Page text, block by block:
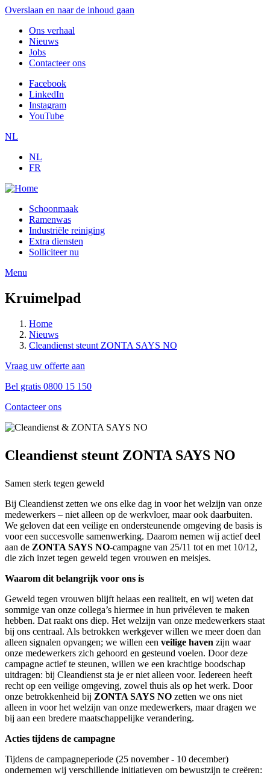
Overslaan en naar de inhoud gaan
Ons verhaal
Nieuws
Jobs
Contacteer ons
Facebook
LinkedIn
Instagram
YouTube
NL
NL
FR
Schoonmaak
Ramenwas
Industriële reiniging
Extra diensten
Solliciteer nu
Menu
Kruimelpad
Home
Nieuws
Cleandienst steunt ZONTA SAYS NO
Vraag uw offerte aan
Bel gratis 0800 15 150
Contacteer ons
Cleandienst steunt ZONTA SAYS NO
Samen sterk tegen geweld
Bij Cleandienst zetten we ons elke dag in voor het welzijn van onze
medewerkers – niet alleen op de werkvloer, maar ook daarbuiten.
We geloven dat een veilige en ondersteunende omgeving de basis is
voor een succesvolle samenwerking. Daarom nemen wij actief deel
aan de ZONTA SAYS NO-campagne van 25/11 tot en met 10/12,
die zich inzet tegen geweld tegen vrouwen en meisjes.
Waarom dit belangrijk voor ons is
Geweld tegen vrouwen blijft helaas een realiteit, en wij weten dat
sommige van onze collega’s hiermee in hun privéleven te maken
hebben. Dat raakt ons diep. Het welzijn van onze medewerkers staat
bij ons centraal. Als betrokken werkgever willen we meer doen dan
alleen signalen opvangen; we willen een veilige haven zijn waar
onze medewerkers zich gehoord en gesteund voelen. Door deze
campagne actief te steunen, willen we een krachtige boodschap
uitdragen: bij Cleandienst sta je er niet alleen voor. Iedereen heeft
recht op een veilige omgeving, zowel thuis als op het werk. Door
onze betrokkenheid bij ZONTA SAYS NO zetten we ons niet
alleen in voor het welzijn van onze medewerkers, maar dragen we
bij aan een bredere maatschappelijke verandering.
Acties tijdens de campagne
Tijdens de campagneperiode (25 november - 10 december)
ondernemen wij verschillende initiatieven om bewustzijn te creëren: